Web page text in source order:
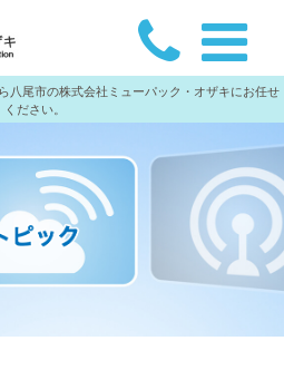
八尾市の株式会社ミューパック・オザキにお任せ
ください。